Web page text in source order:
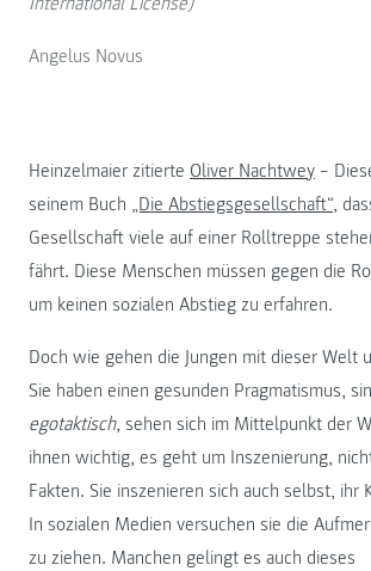
Angelus Novus
Heinzelmaier zitierte Oliver Nachtwey –
seinem Buch „Die Abstiegsgesellschaft“,
Gesellschaft viele auf einer Rolltreppe
fährt. Diese Menschen müssen gegen die
um keinen sozialen Abstieg zu erfahren.
Doch wie gehen die Jungen mit dieser Welt
Sie haben einen gesunden Pragmatismus,
egotaktisch, sehen sich im Mittelpunkt der
ihnen wichtig, es geht um Inszenierung,
Fakten. Sie inszenieren sich auch selbst, ihr
In sozialen Medien versuchen sie die
zu ziehen. Manchen gelingt es auch dieses